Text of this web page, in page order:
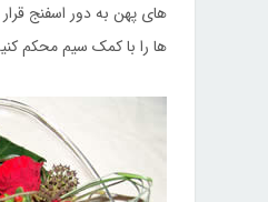
های پهن به دور اسفنج
ها را با کمک سیم محکم